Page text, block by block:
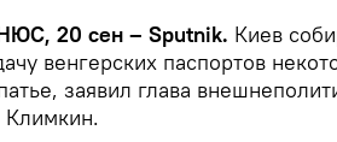
20 сен – Sputnik. Киев
венгерских паспортов
заявил глава
Климкин.